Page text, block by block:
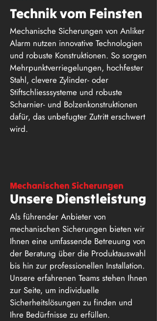
Technik vom Feinsten
Mechanische Sicherungen von Anliker
Alarm nutzen innovative Technologien
und robuste Konstruktionen. So sorgen
Mehrpunktverriegelungen, hochfester
Stahl, clevere Zylinder- oder
Stiftschliesssysteme und robuste
Scharnier- und Bolzenkonstruktionen
dafür, das unbefugter Zutritt erschwert
wird.
Mechanischen Sicherungen
Unsere Dienstleistung
Als führender Anbieter von
mechanischen Sicherungen bieten wir
Ihnen eine umfassende Betreuung von
der Beratung über die Produktauswahl
bis hin zur professionellen Installation.
Unsere erfahrenen Teams stehen Ihnen
zur Seite, um individuelle
Sicherheitslösungen zu finden und
Ihre Bedürfnisse zu erfüllen.